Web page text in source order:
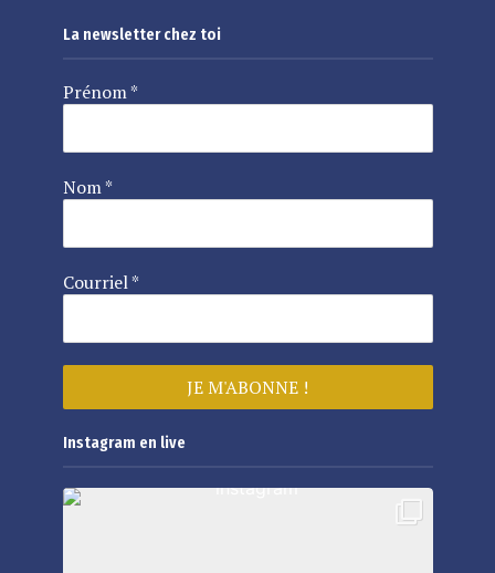
La newsletter chez toi
Prénom*
Nom*
Courriel*
Instagram en live